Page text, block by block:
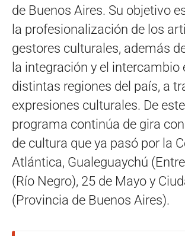
de Buenos Aires. Su objetivo
la profesionalización de los
gestores culturales, además
la integración y el intercambio
distintas regiones del país, a
expresiones culturales. De
programa continúa de gira
de cultura que ya pasó por la
Atlántica, Gualeguaychú
(Río Negro), 25 de Mayo y
(Provincia de Buenos Aires).